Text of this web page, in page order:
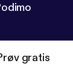
gratis